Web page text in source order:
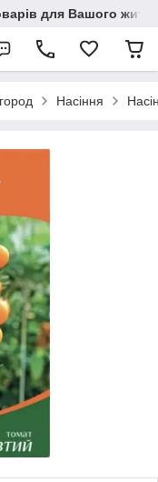
для Вашого
Насіння